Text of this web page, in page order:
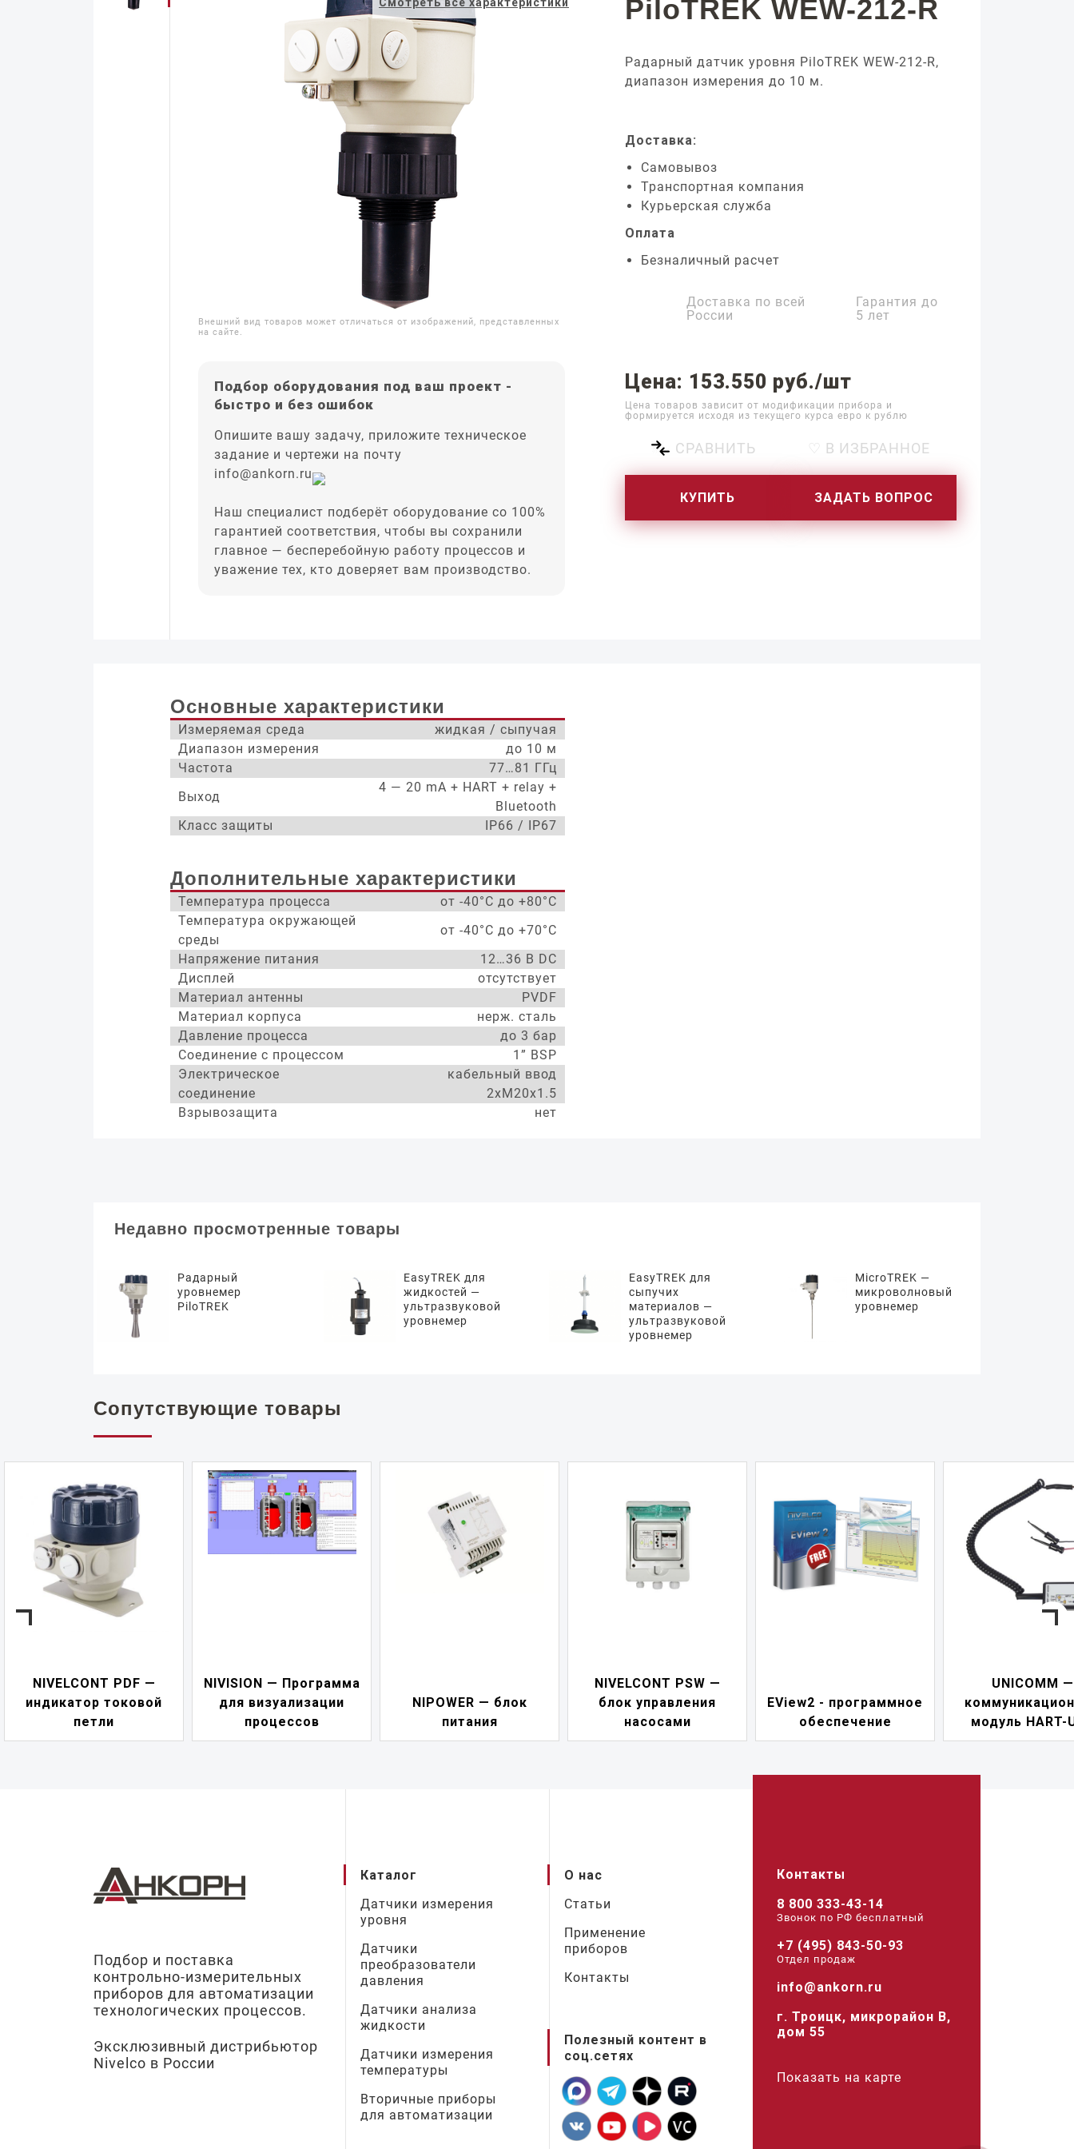
Внешний вид товаров может отличаться от изображений, представленных
на сайте.
Подбор оборудования под ваш проект -
быстро и без ошибок
Опишите вашу задачу, приложите техническое
задание и чертежи на почту
info@ankorn.ru
Наш специалист подберёт оборудование со 100%
гарантией соответствия, чтобы вы сохранили
главное — бесперебойную работу процессов и
уважение тех, кто доверяет вам производство.
PiloTREK WEW-212-R
Радарный датчик уровня PiloTREK WEW-212-R,
диапазон измерения до 10 м.
Доставка:
Самовывоз
Транспортная компания
Курьерская служба
Оплата
Безналичный расчет
Доставка по всей
России
Гарантия до
5 лет
Цена: 153.550 руб./шт
Цена товаров зависит от модификации прибора и
формируется исходя из текущего курса евро к рублю
СРАВНИТЬ ♡ В ИЗБРАННОЕ
КУПИТЬ ЗАДАТЬ ВОПРОС
Основные характеристики
Измеряемая среда
жидкая / сыпучая
Диапазон измерения
до 10 м
Частота
77…81 ГГц
Выход
4 — 20 mA + HART + relay +
Bluetooth
Класс защиты
IP66 / IP67
Дополнительные характеристики
Температура процесса
от -40°С до +80°С
Температура окружающей
среды
от -40°С до +70°С
Напряжение питания
12…36 В DC
Дисплей
отсутствует
Материал антенны
PVDF
Материал корпуса
нерж. сталь
Давление процесса
до 3 бар
Соединение с процессом
1” BSP
Электрическое
соединение
кабельный ввод
2xM20x1.5
Взрывозащита
нет
Недавно просмотренные товары
Радарный
уровнемер
PiloTREK
EasyTREK для
жидкостей —
ультразвуковой
уровнемер
EasyTREK для
сыпучих
материалов —
ультразвуковой
уровнемер
MicroTREK —
микроволновый
уровнемер
Сопутствующие товары
NIVELCONT PDF —
индикатор токовой
петли
NIVISION — Программа
для визуализации
процессов
NIPOWER — блок
питания
NIVELCONT PSW —
блок управления
насосами
EView2 - программное
обеспечение
UNICOMM —
модуль HART-
Подбор и поставка
контрольно-измерительных
приборов для автоматизации
технологических процессов.
Эксклюзивный дистрибьютор
Nivelco в России
Каталог
Датчики измерения
уровня
Датчики
преобразователи
давления
Датчики анализа
жидкости
Датчики измерения
температуры
Вторичные приборы
для автоматизации
О нас
Статьи
Применение
приборов
Контакты
Полезный контент в
соц.сетях
Контакты
8 800 333-43-14
Звонок по РФ беcплатный
+7 (495) 843-50-93
Отдел продаж
info@ankorn.ru
г. Троицк, микрорайон В,
дом 55
Показать на карте